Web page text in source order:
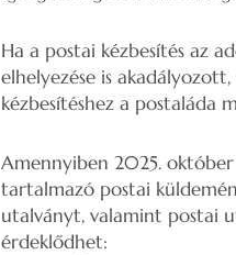
Ha a postai kézbesítés az
elhelyezése is
kézbesítéshez a postaláda
Amennyiben 2025.
tartalmazó postai
utalványt, valamint postai
érdeklődhet: